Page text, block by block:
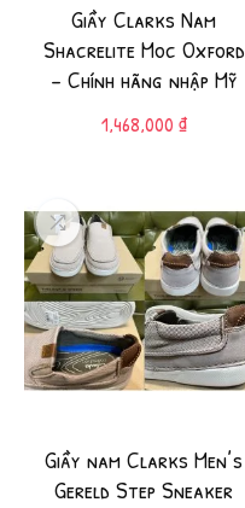
Giầy Clarks Nam
Shacrelite Moc Oxford
– Chính hãng nhập Mỹ
1,468,000 ₫
Giầy nam Clarks Men’s
Gereld Step Sneaker